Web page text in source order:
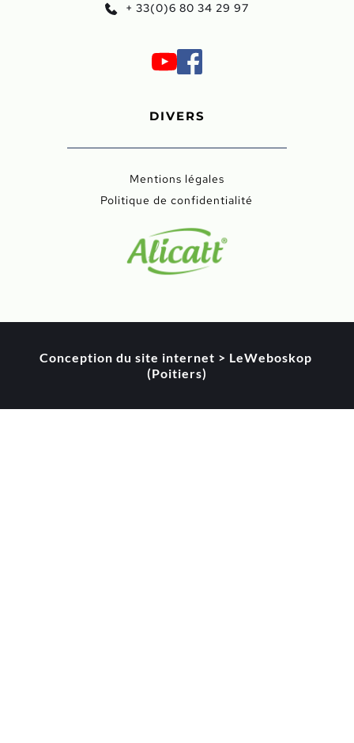
+ 33(0)6 80 34 29 97
DIVERS
Mentions légales
Politique de confidentialité
Conception du site internet > LeWeboskop
(Poitiers)